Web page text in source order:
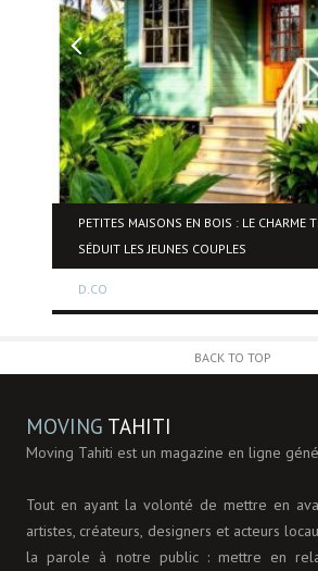
PETITES MAISONS EN BOIS : LE CHARME
SÉDUIT LES JEUNES COUPLES
D.CO
BACK TO TOP
MOVING TAHITI
Moving Tahiti est un magazine en ligne
Tout en ayant la volonté de mettre en
artistes, créateurs, designers et acteurs
la parole à notre public : mettre en